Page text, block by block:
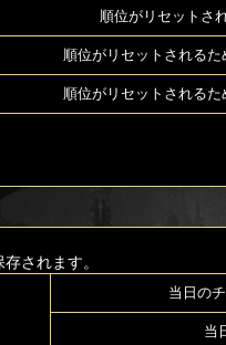
順位がリセットさ
順位がリセットされる
順位がリセットされる
されます。
当日の
当